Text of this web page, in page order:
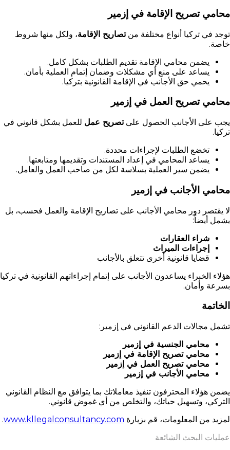
محامي تصريح الإقامة في إزمير
توجد في تركيا أنواع مختلفة منتصاريح الإقامة، ولكل منها شروط
خاصة.
يضمن محامي الإقامة تقديم الطلبات بشكل كامل.
يساعد على منع أي مشكلات وضمان إتمام العملية بأمان.
يحمي حق الأجانب في الإقامة القانونية بتركيا.
محامي تصريح العمل في إزمير
يجب على الأجانب الحصول علىتصريح عمل للعمل بشكل قانوني في
تركيا.
تخضع الطلبات لإجراءات محددة.
يساعد المحامي في إعداد المستندات وتقديمها ومتابعتها.
يضمن سير العملية بسلاسة لكل من صاحب العمل والعامل.
محامي الأجانب في إزمير
لا يقتصر دور محامي الأجانب على تصاريح الإقامة والعمل فحسب، بل
يشمل أيضاً:
شراء العقارات
إجراءات الميراث
قضايا قانونية أخرى تتعلق بالأجانب
هؤلاء الخبراء يساعدون الأجانب على إتمام إجراءاتهم القانونية في تركيا
بسرعة وأمان.
الخاتمة
تشمل مجالات الدعم القانوني في إزمير:
محامي الجنسية في إزمير
محامي تصريح الإقامة في إزمير
محامي تصريح العمل في إزمير
محامي الأجانب في إزمير
يضمن هؤلاء المحترفون تنفيذ معاملاتك بما يتوافق مع النظام القانوني
التركي، وتسهيل حياتك، والتخلص من أي غموض قانوني.
لمزيد من المعلومات، قم بزيارة www.kllegalconsultancy.com
.
عمليات البحث الشائعة